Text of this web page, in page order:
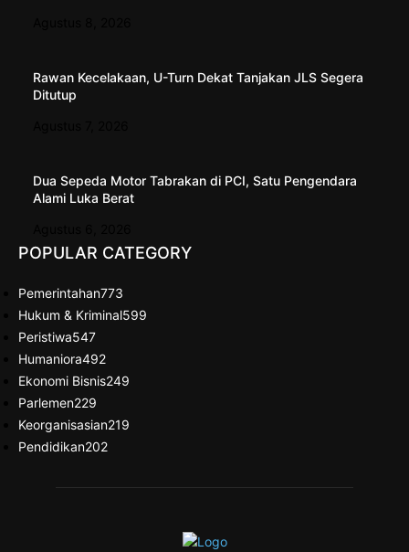
Rawan Kecelakaan, U-Turn Dekat Tanjakan JLS Segera
Ditutup
Dua Sepeda Motor Tabrakan di PCI, Satu Pengendara
Alami Luka Berat
POPULAR CATEGORY
Pemerintahan773
Hukum & Kriminal599
Peristiwa547
Humaniora492
Ekonomi Bisnis249
Parlemen229
Keorganisasian219
Pendidikan202